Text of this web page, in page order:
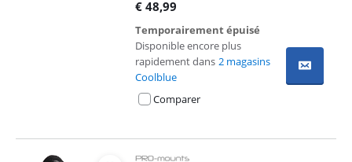
€ 48,99
Temporairement épuisé
Disponible encore plus
rapidement dans 2 magasins
Coolblue
Comparer